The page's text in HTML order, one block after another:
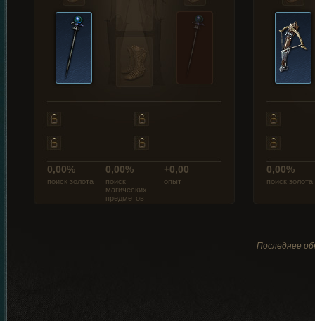
0,00%
поиск золота
0,00%
поиск
магических
предметов
+0,00
опыт
0,00%
поиск золота
Последнее